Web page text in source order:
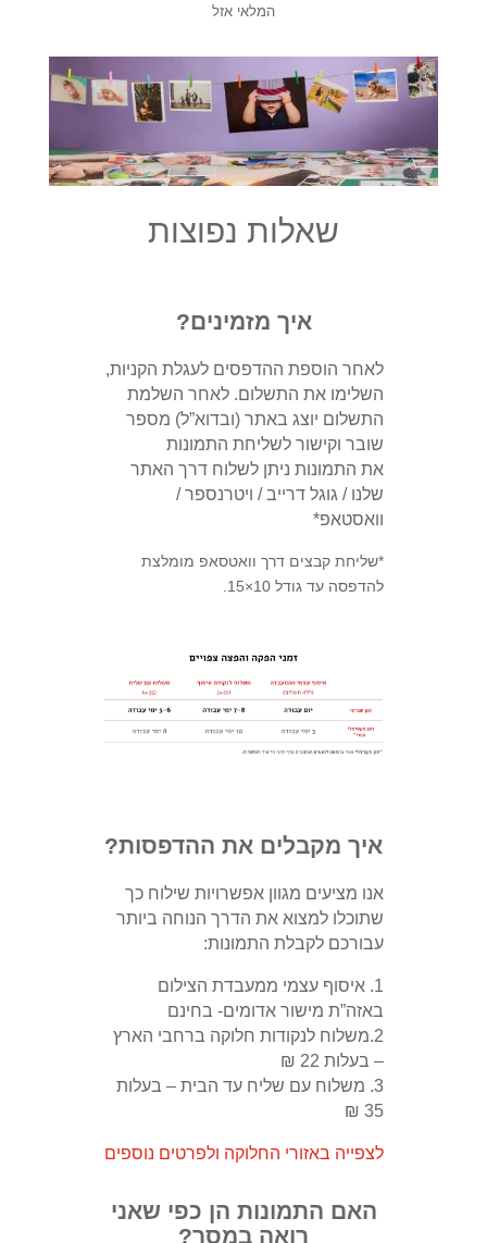
המלאי אזל
שאלות נפוצות
איך מזמינים?
לאחר הוספת ההדפסים לעגלת הקניות,
השלימו את התשלום. לאחר השלמת
התשלום יוצג באתר (ובדוא”ל) מספר
שובר וקישור לשליחת התמונות
את התמונות ניתן לשלוח דרך האתר
שלנו / גוגל דרייב / ויטרנספר /
וואסטאפ*
*שליחת קבצים דרך וואטסאפ מומלצת
להדפסה עד גודל 10×15.
איך מקבלים את ההדפסות?
אנו מציעים מגוון אפשרויות שילוח כך
שתוכלו למצוא את הדרך הנוחה ביותר
עבורכם לקבלת התמונות:
1. איסוף עצמי ממעבדת הצילום
באזה”ת מישור אדומים- בחינם
2.משלוח לנקודות חלוקה ברחבי הארץ
– בעלות 22 ₪
3. משלוח עם שליח עד הבית – בעלות
35 ₪
לצפייה באזורי החלוקה ולפרטים נוספים
האם התמונות הן כפי שאני
רואה במסך?